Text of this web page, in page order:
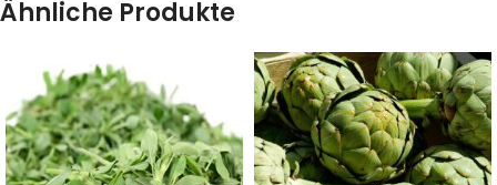
Ähnliche Produkte